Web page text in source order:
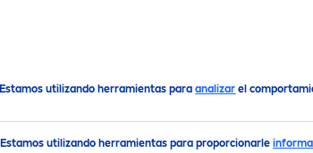
Estamos utilizando herramientas paraanalizar el
Estamos utilizando herramientas para proporcionarle